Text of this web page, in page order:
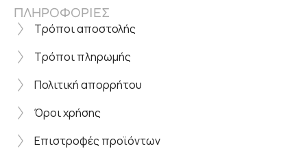
ΠΛΗΡΟΦΟΡΙΕΣ
Τρόποι αποστολής
Τρόποι πληρωμής
Πολιτική απορρήτου
Όροι χρήσης
Επιστροφές προϊόντων